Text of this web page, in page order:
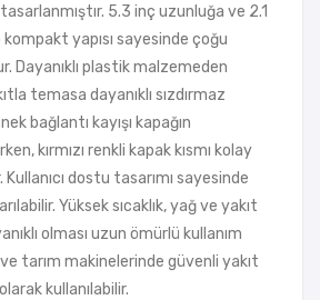
5.3 inç uzunluğa ve 2.1
yapısı sayesinde çoğu
Dayanıklı plastik malzemeden
temasa dayanıklı sızdırmaz
bağlantı kayışı kapağın
kırmızı renkli kapak kısmı kolay
dostu tasarımı sayesinde
Yüksek sıcaklık, yağ ve yakıt
olması uzun ömürlü kullanım
tarım makinelerinde güvenli yakıt
kullanılabilir.